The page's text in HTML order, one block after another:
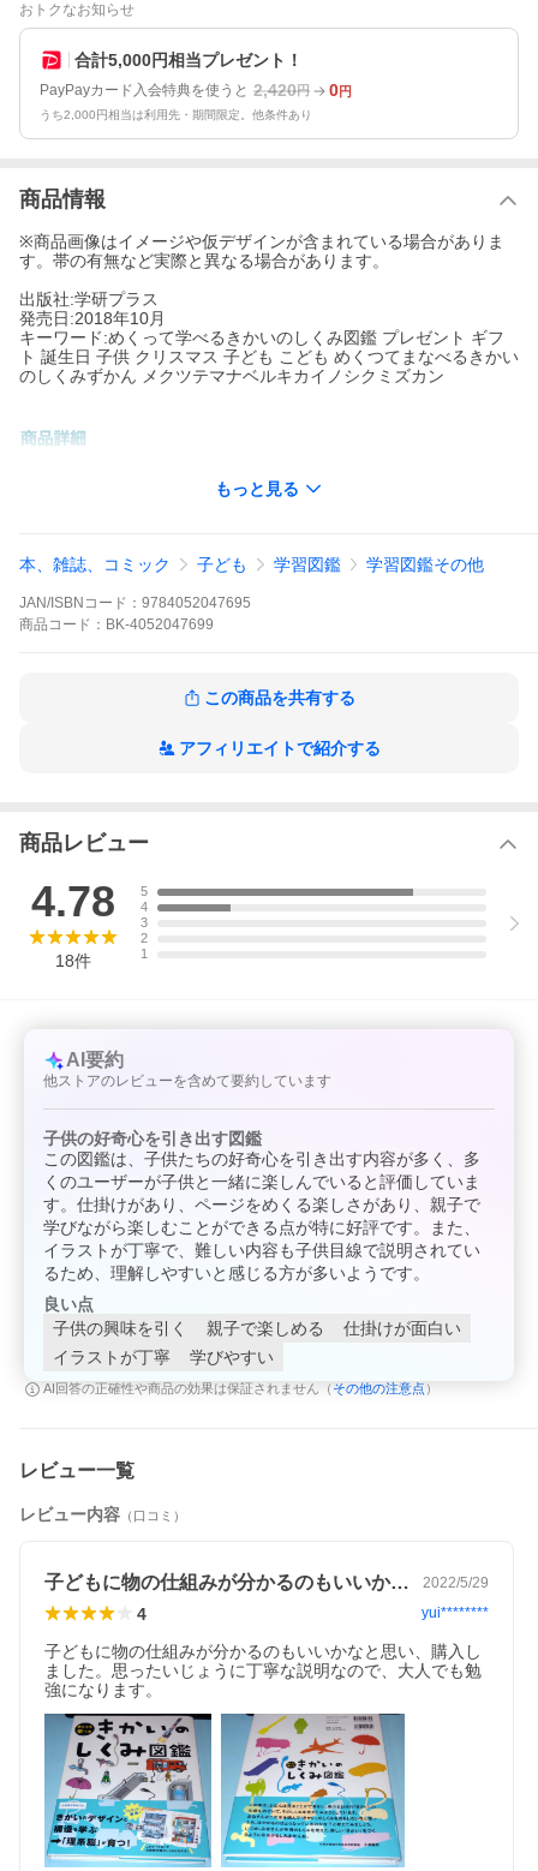
おトクなお知らせ
合計5,000円相当プレゼント！
PayPayカード入会特典を使うと 2,420円 0円
うち2,000円相当は利用先・期間限定。他条件あり
商品情報
※商品画像はイメージや仮デザインが含まれている場合がありま
す。帯の有無など実際と異なる場合があります。
出版社:学研プラス
発売日:2018年10月
キーワード:めくって学べるきかいのしくみ図鑑 プレゼント ギフ
ト 誕生日 子供 クリスマス 子ども こども めくつてまなべるきかい
のしくみずかん メクツテマナベルキカイノシクミズカン
「トイレの水はどうして流れるの？」「自動販売機の中はどうな
ジもあり、この１冊で子どもたちの素朴な疑問がスッキリ解決！
※本データはこの商品が発売された時点の情報です。
もっと見る
本、雑誌、コミック 子ども 学習図鑑 学習図鑑その他
JAN/ISBNコード： 9784052047695
商品 コード： BK-4052047699
この商品を共有する
アフィリエイトで紹介する
商品レビュー
4.78
18件
5
4
3
2
1
AI要約
他ストアのレビューを含めて要約しています
子供の好奇心を引き出す図鑑
この図鑑は、子供たちの好奇心を引き出す内容が多く、多
くのユーザーが子供と一緒に楽しんでいると評価していま
す。仕掛けがあり、ページをめくる楽しさがあり、親子で
学びながら楽しむことができる点が特に好評です。また、
イラストが丁寧で、難しい内容も子供目線で説明されてい
るため、理解しやすいと感じる方が多いようです。
良い点
子供の興味を引く
親子で楽しめる
仕掛けが面白い
イラストが丁寧
学びやすい
AI回答の正確性や商品の効果は保証されません（ その他の注意点 ）
レビュー一覧
レビュー内容 （口コミ）
子どもに物の仕組みが分かるのもいいかな… 2022/5/29
4 yui********
子どもに物の仕組みが分かるのもいいかなと思い、購入し
ました。思ったいじょうに丁寧な説明なので、大人でも勉
強になります。